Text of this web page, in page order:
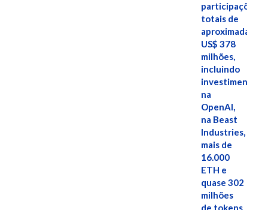
participações
totais de
US$ 378
milhões,
incluindo
investimentos
na
OpenAI,
na Beast
Industries,
mais de
16.000
ETH e
quase 302
milhões
de tokens